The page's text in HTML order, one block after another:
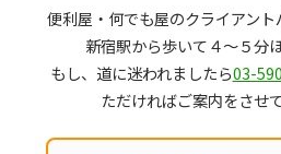
便利屋・何でも屋のクライアン
新宿駅から歩いて４～５分
もし、道に迷われましたら03-
ただければご案内をさせ